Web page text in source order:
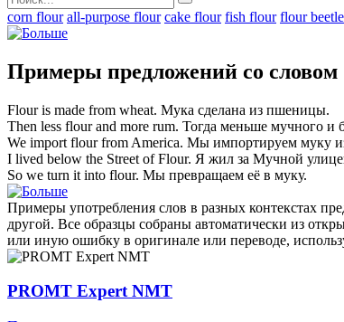
corn flour all-purpose flour cake flour fish flour flour beetle
Примеры предложений со
Flouris made from wheat. Мука сделана из пшеницы.
Then less flourand more rum. Тогда меньше мучного и
We import flourfrom America. Мы импортируем муку
I lived below the Street ofFlour. Я жил за Мучной
So we turn it into flour. Мы превращаем её в муку.
Примеры употребления слов в разных контекстах
другой. Все образцы собраны автоматически из
или иную ошибку в оригинале или переводе,
PROMT Expert NMT